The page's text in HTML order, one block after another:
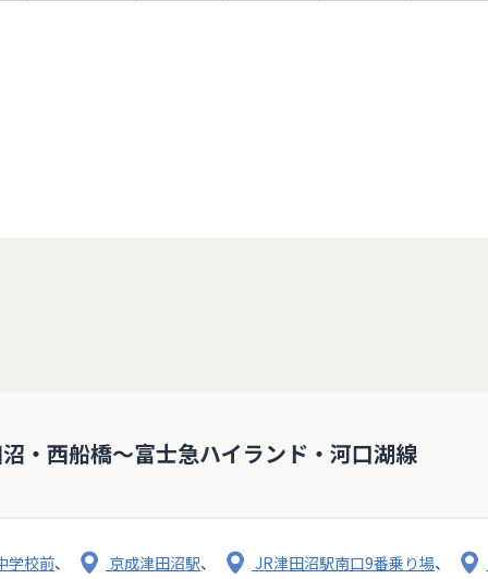
・西船橋～富士急ハイランド・河口湖線
学校前、 京成津田沼駅、 JR津田沼駅南口9番乗り場、